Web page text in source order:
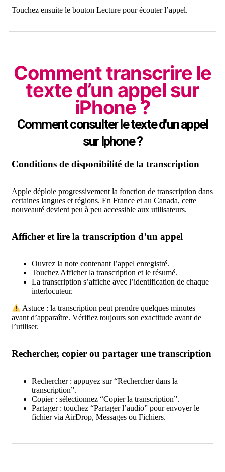
Touchez ensuite le bouton Lecture pour écouter l’appel.
Comment transcrire le
texte d’un appel sur
iPhone ?
Comment consulter le texte d'un appel
sur Iphone ?
Conditions de disponibilité de la transcription
Apple déploie progressivement la fonction de transcription dans
certaines langues et régions. En France et au Canada, cette
nouveauté devient peu à peu accessible aux utilisateurs.
Afficher et lire la transcription d’un appel
Ouvrez la note contenant l’appel enregistré.
Touchez Afficher la transcription et le résumé.
La transcription s’affiche avec l’identification de chaque
interlocuteur.
Astuce : la transcription peut prendre quelques minutes
avant d’apparaître. Vérifiez toujours son exactitude avant de
l’utiliser.
Rechercher, copier ou partager une transcription
Rechercher : appuyez sur “Rechercher dans la
transcription”.
Copier : sélectionnez “Copier la transcription”.
Partager : touchez “Partager l’audio” pour envoyer le
fichier via AirDrop, Messages ou Fichiers.